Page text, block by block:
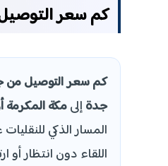
كم سعر
كم سعر التوصيل من جدة
جدةإلىمكة المكرمة
المسار الذكي
اللقاء دون انتظار أو